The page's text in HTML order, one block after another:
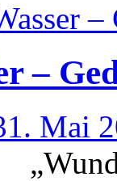
–
Mai